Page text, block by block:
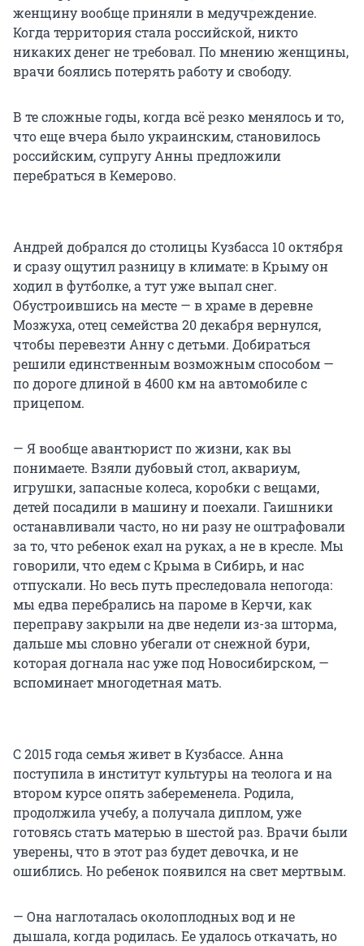
женщину вообще приняли в медучреждение.
Когда территория стала российской, никто
никаких денег не требовал. По мнению женщины,
врачи боялись потерять работу и свободу.
В те сложные годы, когда всё резко менялось и то,
что еще вчера было украинским, становилось
российским, супругу Анны предложили
перебраться в Кемерово.
Андрей добрался до столицы Кузбасса 10 октября
и сразу ощутил разницу в климате: в Крыму он
ходил в футболке, а тут уже выпал снег.
Обустроившись на месте — в храме в деревне
Мозжуха, отец семейства 20 декабря вернулся,
чтобы перевезти Анну с детьми. Добираться
решили единственным возможным способом —
по дороге длиной в 4600 км на автомобиле с
прицепом.
— Я вообще авантюрист по жизни, как вы
понимаете. Взяли дубовый стол, аквариум,
игрушки, запасные колеса, коробки с вещами,
детей посадили в машину и поехали. Гаишники
останавливали часто, но ни разу не оштрафовали
за то, что ребенок ехал на руках, а не в кресле. Мы
говорили, что едем с Крыма в Сибирь, и нас
отпускали. Но весь путь преследовала непогода:
мы едва перебрались на пароме в Керчи, как
переправу закрыли на две недели из-за шторма,
дальше мы словно убегали от снежной бури,
которая догнала нас уже под Новосибирском, —
вспоминает многодетная мать.
С 2015 года семья живет в Кузбассе. Анна
поступила в институт культуры на теолога и на
втором курсе опять забеременела. Родила,
продолжила учебу, а получала диплом, уже
готовясь стать матерью в шестой раз. Врачи были
уверены, что в этот раз будет девочка, и не
ошиблись. Но ребенок появился на свет мертвым.
— Она наглоталась околоплодных вод и не
дышала, когда родилась. Ее удалось откачать, но